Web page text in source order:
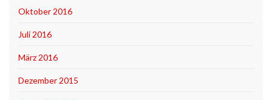
Oktober 2016
Juli 2016
März 2016
Dezember 2015